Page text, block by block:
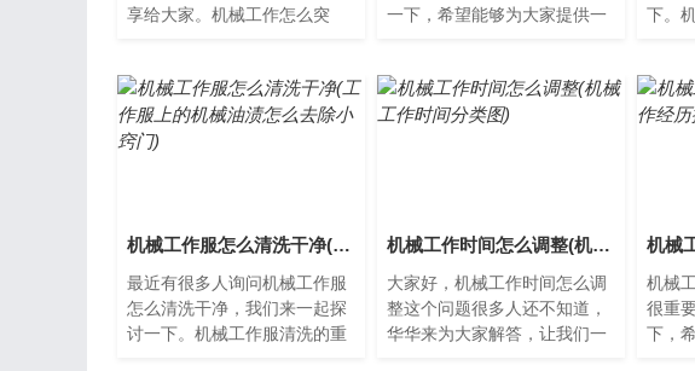
享给大家。机械工作怎么突
经...
一下，希望能够为大家提供一
科...
下。
时...
机械工作服怎么清洗干净(工作服上的机械油渍怎么去除小窍门)
最近有很多人询问机械工作服
怎么清洗干净，我们来一起探
讨一下。机械工作服清洗的重
机械工作时间怎么调整(机械工作时间分类图)
大家好，机械工作时间怎么调
整这个问题很多人还不知道，
华华来为大家解答，让我们一
机械
很重
下，